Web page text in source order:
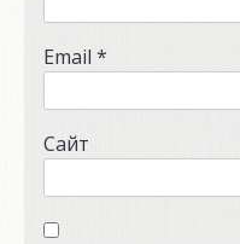
Email *
Сайт